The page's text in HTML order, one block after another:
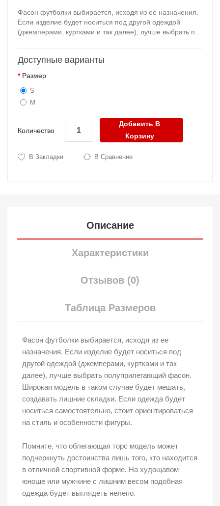
Фасон футболки выбирается, исходя из ее назначения.
Если изделие будет носиться под другой одеждой
(джемперами, куртками и так далее), лучше выбрать п..
Доступные варианты
Размер
S
M
Количество
Добавить В
Корзину
В Закладки В Сравнение
Описание
Характеристики
Отзывов (0)
Таблица Размеров
Фасон футболки выбирается, исходя из ее
назначения. Если изделие будет носиться под
другой одеждой (джемперами, куртками и так
далее), лучше выбрать полуприлегающий фасон.
Широкая модель в таком случае будет мешать,
создавать лишние складки. Если одежда будет
носиться самостоятельно, стоит ориентироваться
на стиль и особенности фигуры.
Помните, что облегающая торс модель может
подчеркнуть достоинства лишь того, кто находится
в отличной спортивной форме. На худощавом
юноше или мужчине с лишним весом подобная
одежда будет выглядеть нелепо.